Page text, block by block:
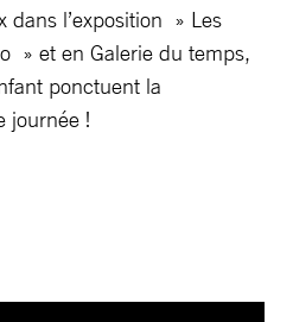
dans l’exposition » Les
» et en Galerie du temps,
ponctuent la
journée !